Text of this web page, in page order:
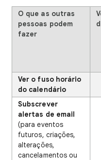
O que as outras
pessoas podem
fazer
Ver o fuso horário
do calendário
Subscrever
alertas de email
(para eventos
futuros, criações,
alterações,
cancelamentos ou